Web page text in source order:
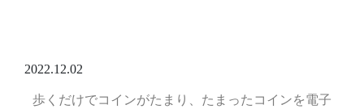
2022.12.02
歩くだけでコインがたまり、たまったコインを電子